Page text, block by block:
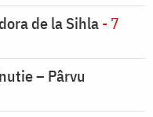
de la Sihla- 7
– Pârvu